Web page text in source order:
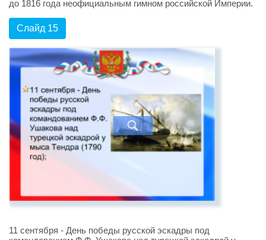
до 1816 года неофициальным гимном российской Империи.
Слайд 15
11 сентября - День победы русской эскадры под